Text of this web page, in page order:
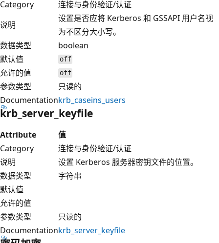
Category
连接与身份验证/认证
说明
设置是否应将 Kerberos 和 GSSAPI 用户名视
为不区分大小写。
数据类型
boolean
默认值
off
允许的值 off
参数类型
只读的
Documentationkrb_caseins_users
krb_server_keyfile
Attribute
值
Category
连接与身份验证/认证
说明
设置 Kerberos 服务器密钥文件的位置。
数据类型
字符串
默认值
允许的值
参数类型
只读的
Documentationkrb_server_keyfile